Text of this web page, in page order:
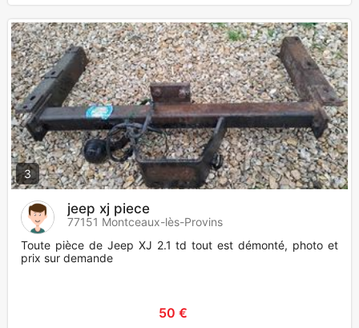
3
jeep xj piece
77151 Montceaux-lès-Provins
Toute pièce de Jeep XJ 2.1 td tout est démonté, photo et
prix sur demande
50 €